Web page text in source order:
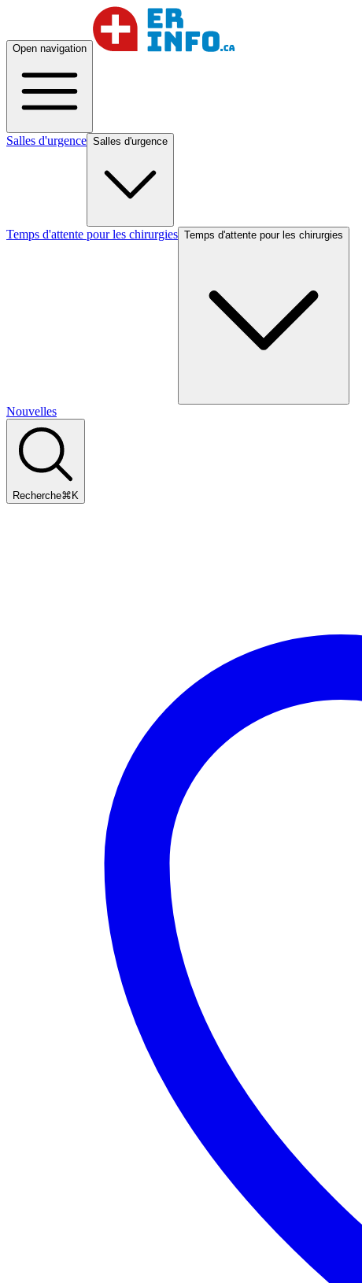
Open navigation
Salles d'urgence Salles d'urgence
Temps d'attente pour les chirurgies Temps d'attente pour les chirurgies
Nouvelles
Recherche⌘ K